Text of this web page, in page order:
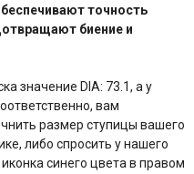
точность
биение и
значение DIA: 73.1, а у
вам
размер ступицы вашего
либо спросить у нашего
синего цвета в правом